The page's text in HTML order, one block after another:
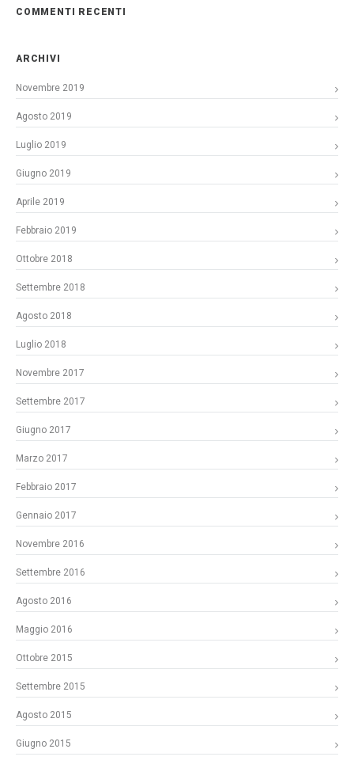
COMMENTI RECENTI
ARCHIVI
Novembre 2019
Agosto 2019
Luglio 2019
Giugno 2019
Aprile 2019
Febbraio 2019
Ottobre 2018
Settembre 2018
Agosto 2018
Luglio 2018
Novembre 2017
Settembre 2017
Giugno 2017
Marzo 2017
Febbraio 2017
Gennaio 2017
Novembre 2016
Settembre 2016
Agosto 2016
Maggio 2016
Ottobre 2015
Settembre 2015
Agosto 2015
Giugno 2015